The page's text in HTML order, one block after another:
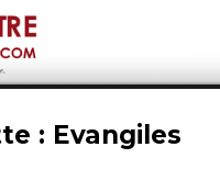
: Evangiles